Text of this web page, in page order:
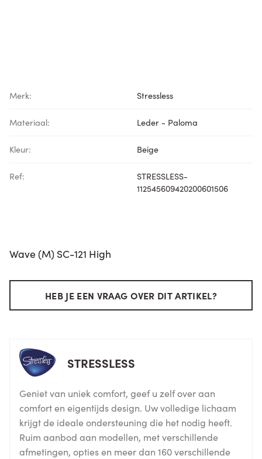
Merk: Stressless
Materiaal: Leder - Paloma
Kleur: Beige
Ref:
STRESSLESS-
112545609420200601506
Wave (M) SC-121 High
HEB JE EEN VRAAG OVER DIT ARTIKEL?
STRESSLESS
Geniet van uniek comfort, geef u zelf over aan
comfort en eigentijds design. Uw volledige lichaam
krijgt de ideale ondersteuning die het nodig heeft.
Ruim aanbod aan modellen, met verschillende
afmetingen, opties en meer dan 160 verschillende